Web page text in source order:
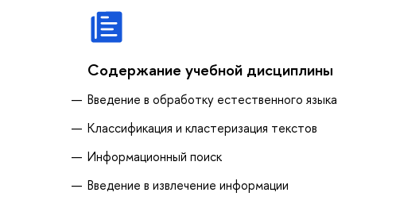
Содержание учебной дисциплины
Введение в обработку естественного языка
Классификация и кластеризация текстов
Информационный поиск
Введение в извлечение информации